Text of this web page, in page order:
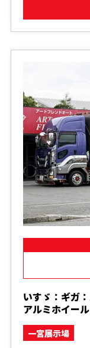
いすゞ：ギガ
アルミホイー
一宮展示場